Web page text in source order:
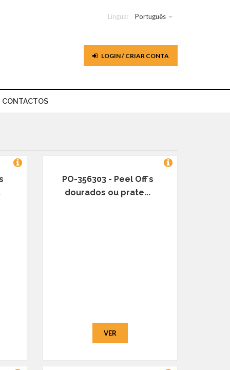
Língua: Português
LOGIN / CRIAR CONTA
CONTACTOS
PO-356303 - Peel Off´s
dourados ou prate...
VER